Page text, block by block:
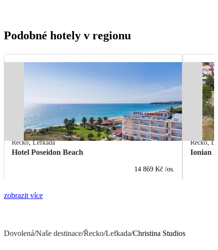
Podobné hotely v regionu
Řecko,Lefkada
Hotel Poseidon Beach
14 869 Kč /os.
Řecko,
Ionian
zobrazit více
Dovolená/Naše destinace/Řecko/Lefkada/Christina Studios